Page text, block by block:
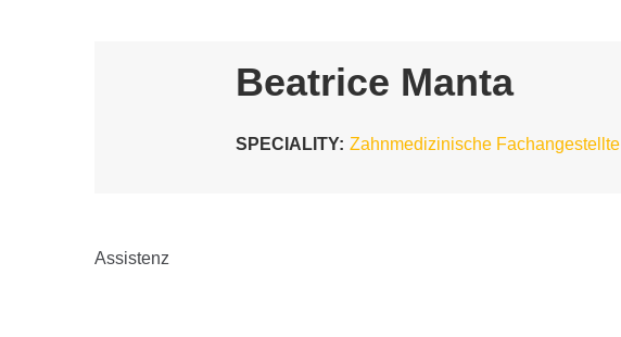
Beatrice Manta
SPECIALITY: Zahnmedizinische Fachangestellte
Assistenz